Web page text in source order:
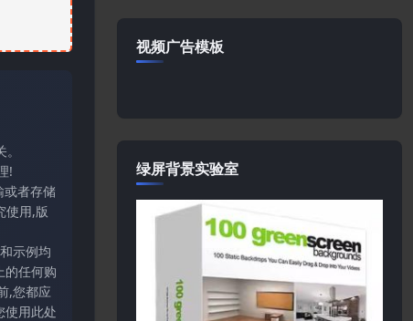
!
或者存储
使用,版
示例均
的任何购
,您都应
使用此处
视频广告模板
绿屏背景实验室